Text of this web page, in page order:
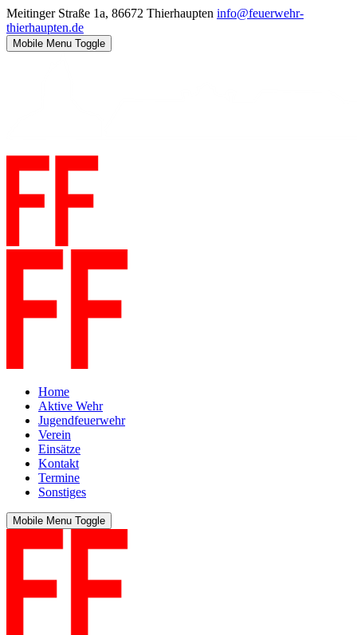
Meitinger Straße 1a, 86672 Thierhaupten info@feuerwehr-
thierhaupten.de
Mobile Menu Toggle
Home
Aktive Wehr
Jugendfeuerwehr
Verein
Einsätze
Kontakt
Termine
Sonstiges
Mobile Menu Toggle